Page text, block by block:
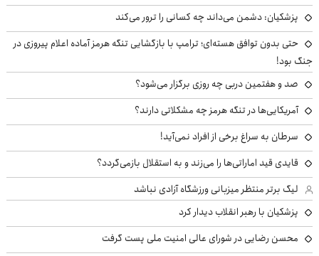
پزشکیان: دشمن می‌داند چه کسانی را ترور می‌کند
حتی بدون توافق هسته‌ای؛ ترامپ با بازگشایی تنگه هرمز آماده اعلام پیروزی در
جنگ بود!
صد و هفتمین دربی چه روزی برگزار می‌شود؟
آمریکایی‌ها در تنگه هرمز چه مشکلاتی دارند؟
سرطان به سراغ برخی از افراد نمی‌آید!
قایدی قید اماراتی‌ها را می‌زند و به استقلال بازمی‌گردد؟
لیگ برتر منتظر میزبانی ورزشگاه آزادی نباشد
پزشکیان با رهبر انقلاب دیدار کرد
محسن رضایی در شورای عالی امنیت ملی پست گرفت